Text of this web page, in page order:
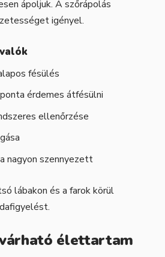
ápoljuk. A szőrápolás
igényel.
fésülés
érdemes átfésülni
ellenőrzése
nagyon szennyezett
lábakon és a farok körül
élettartam